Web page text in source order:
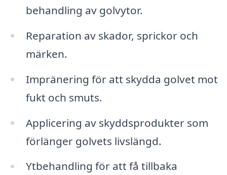
behandling av golvytor.
Reparation av skador, sprickor och
märken.
Impränering för att skydda golvet mot
fukt och smuts.
Applicering av skyddsprodukter som
förlänger golvets livslängd.
Ytbehandling för att få tillbaka